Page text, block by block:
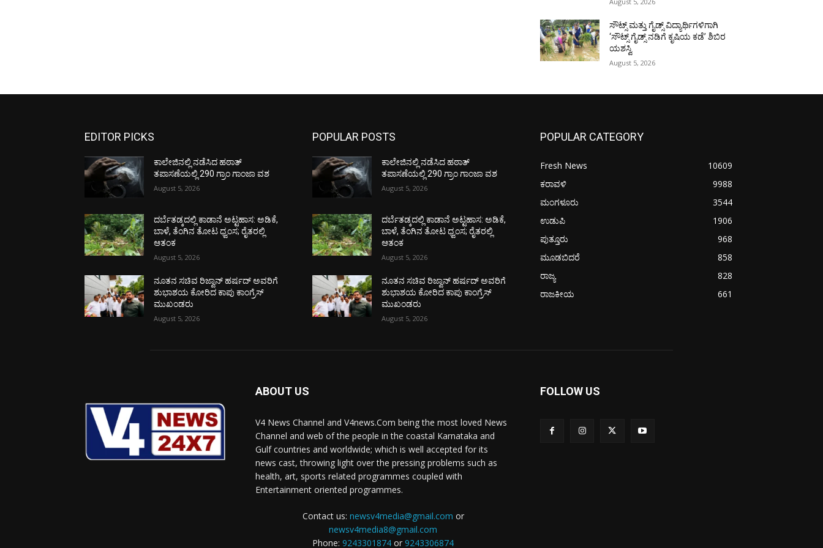
ಸೌಟ್ಸ್ ಮತ್ತು ಗೈಡ್ಸ್ ವಿದ್ಯಾರ್ಥಿಗಳಿಗಾಗಿ
‘ಸೌಟ್ಸ್ ಗೈಡ್ಸ್ ನಡಿಗೆ ಕೃಷಿಯ ಕಡೆ’ ಶಿಬಿರ
ಯಶಸ್ವಿ
August 5, 2026
EDITOR PICKS
ಕಾಲೇಜಿನಲ್ಲಿ ನಡೆಸಿದ ಹಠಾತ್
ತಪಾಸಣೆಯಲ್ಲಿ 290 ಗ್ರಾಂ ಗಾಂಜಾ ವಶ
August 5, 2026
ದರ್ಬೆತಡ್ಕದಲ್ಲಿ ಕಾಡಾನೆ ಅಟ್ಟಹಾಸ: ಅಡಿಕೆ,
ಬಾಳೆ, ತೆಂಗಿನ ತೋಟ ಧ್ವಂಸ; ರೈತರಲ್ಲಿ
ಆತಂಕ
August 5, 2026
ನೂತನ ಸಚಿವ ರಿಜ್ವಾನ್ ಹರ್ಷದ್ ಅವರಿಗೆ
ಶುಭಾಶಯ ಕೋರಿದ ಕಾಪು ಕಾಂಗ್ರೆಸ್
ಮುಖಂಡರು
August 5, 2026
POPULAR POSTS
ಕಾಲೇಜಿನಲ್ಲಿ ನಡೆಸಿದ ಹಠಾತ್
ತಪಾಸಣೆಯಲ್ಲಿ 290 ಗ್ರಾಂ ಗಾಂಜಾ ವಶ
August 5, 2026
ದರ್ಬೆತಡ್ಕದಲ್ಲಿ ಕಾಡಾನೆ ಅಟ್ಟಹಾಸ: ಅಡಿಕೆ,
ಬಾಳೆ, ತೆಂಗಿನ ತೋಟ ಧ್ವಂಸ; ರೈತರಲ್ಲಿ
ಆತಂಕ
August 5, 2026
ನೂತನ ಸಚಿವ ರಿಜ್ವಾನ್ ಹರ್ಷದ್ ಅವರಿಗೆ
ಶುಭಾಶಯ ಕೋರಿದ ಕಾಪು ಕಾಂಗ್ರೆಸ್
ಮುಖಂಡರು
August 5, 2026
POPULAR CATEGORY
Fresh News
10609
ಕರಾವಳಿ
9988
ಮಂಗಳೂರು
3544
ಉಡುಪಿ
1906
ಪುತ್ತೂರು
968
ಮೂಡಬಿದರೆ
858
ರಾಜ್ಯ
828
ರಾಜಕೀಯ
661
ABOUT US
V4 News Channel and V4news.Com being the most loved News
Channel and web of the people in the coastal Karnataka and
Gulf countries and worldwide; which is well accepted for its
news cast, throwing light over the pressing problems such as
health, art, sports related programmes coupled with
Entertainment oriented programmes.
Contact us: newsv4media@gmail.com or
newsv4media8@gmail.com
Phone: 9243301874 or 9243306874
FOLLOW US